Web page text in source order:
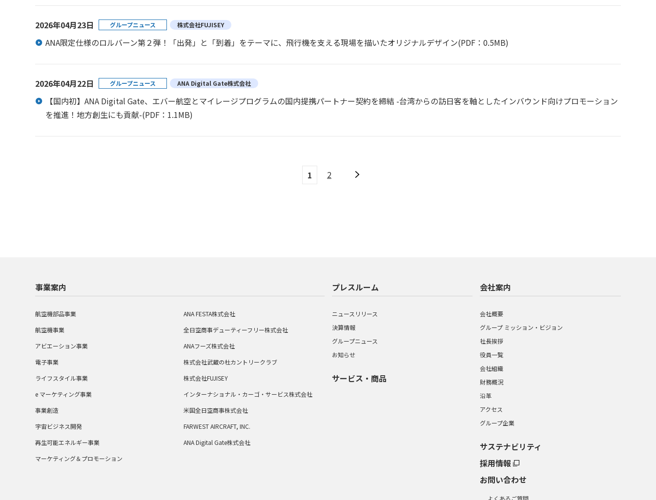
2026年04月23日 グループニュース 株式会社FUJISEY
ANA限定仕様のロルバーン第２弾！「出発」と「到着」をテーマに、飛行機を支える現場を描いたオリジナルデザイン(PDF：0.5MB)
2026年04月22日 グループニュース ANA Digital Gate株式会社
【国内初】ANA Digital Gate、エバー航空とマイレージプログラムの国内提携パートナー契約を締結 -台湾からの訪日客を軸としたインバウンド向けプロモーション
を推進！地方創生にも貢献-(PDF：1.1MB)
1 2
事業案内
航空機部品事業
航空機事業
アビエーション事業
電子事業
ライフスタイル事業
e マーケティング事業
事業創造
宇宙ビジネス開発
再生可能エネルギー事業
マーケティング＆プロモーション
ANA FESTA株式会社
全日空商事デューティーフリー株式会社
ANAフーズ株式会社
株式会社武蔵の杜カントリークラブ
株式会社FUJISEY
インターナショナル・カーゴ・サービス株式会社
米国全日空商事株式会社
FARWEST AIRCRAFT, INC.
ANA Digital Gate株式会社
プレスルーム
ニュースリリース
決算情報
グループニュース
お知らせ
サービス・商品
会社案内
会社概要
グループ ミッション・ビジョン
社長挨拶
役員一覧
会社組織
財務概況
沿革
アクセス
グループ企業
サステナビリティ
採用情報
お問い合わせ
よくあるご質問